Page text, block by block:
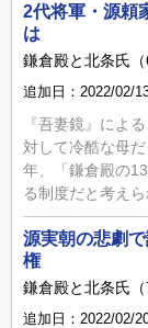
2代将軍・源頼
は
鎌倉殿と北条氏
追加日：2022/02/
『吾妻鏡』によ
対して冷酷な母
年、「鎌倉殿の
る制度だと考えら
源実朝の悲劇
権
鎌倉殿と北条氏
追加日：2022/02/